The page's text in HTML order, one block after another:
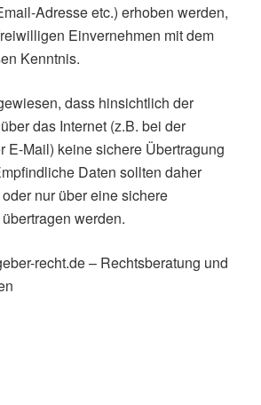
Adresse etc.) erhoben werden,
Einvernehmen mit dem
Kenntnis.
dass hinsichtlich der
das Internet (z.B. bei der
E-Mail) keine sichere Übertragung
Daten sollten daher
nur über eine sichere
werden.
recht.de – Rechtsberatung und